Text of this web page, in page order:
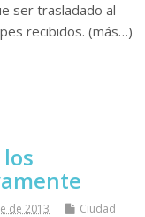
ser trasladado al
recibidos. (más…)
de 2013
Ciudad